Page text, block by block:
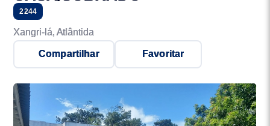
2244
Xangri-lá, Atlântida
Compartilhar Favoritar